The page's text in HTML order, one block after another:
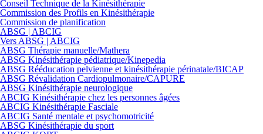
Conseil Technique de la Kinésithérapie
Commission des Profils en Kinésithérapie
Commission de planification
ABSG | ABCIG
Vers ABSG | ABCIG
ABSG Thérapie manuelle/Mathera
ABSG Kinésithérapie pédiatrique/Kinepedia
ABSG Rééducation pelvienne et kinésithérapie périnatale/BICAP
ABSG Révalidation Cardiopulmonaire/CAPURE
ABSG Kinésithérapie neurologique
ABCIG Kinésithérapie chez les personnes âgées
ABCIG Kinésithérapie Fasciale
ABCIG Santé mentale et psychomotricité
ABSG Kinésithérapie du sport